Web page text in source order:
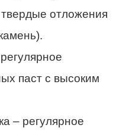
отложения
паст с высоким
– регулярное